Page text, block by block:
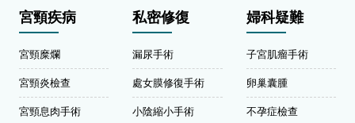
宮頸疾病
宮頸糜爛
宮頸炎檢查
宮頸息肉手術
私密修復
漏尿手術
處女膜修復手術
小陰縮小手術
婦科疑難
子宮肌瘤手術
卵巢囊腫
不孕症檢查